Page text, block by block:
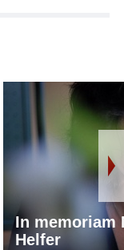
In memoriam
Helfer